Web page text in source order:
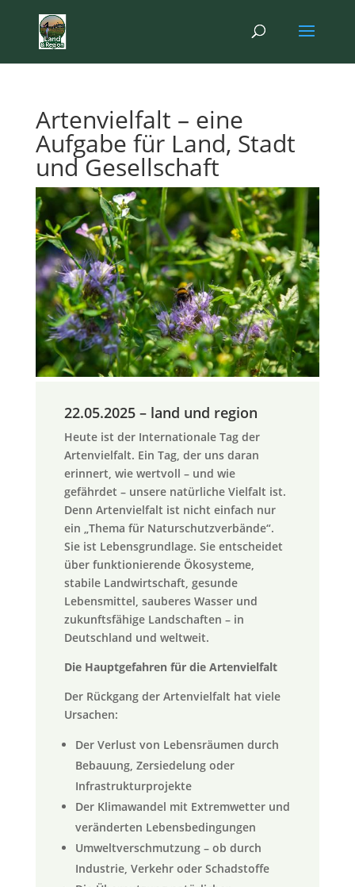
Artenvielfalt – eine
Aufgabe für Land, Stadt
und Gesellschaft
22.05.2025 – land und region
Heute ist der Internationale Tag der
Artenvielfalt. Ein Tag, der uns daran
erinnert, wie wertvoll – und wie
gefährdet – unsere natürliche Vielfalt ist.
Denn Artenvielfalt ist nicht einfach nur
ein „Thema für Naturschutzverbände“.
Sie ist Lebensgrundlage. Sie entscheidet
über funktionierende Ökosysteme,
stabile Landwirtschaft, gesunde
Lebensmittel, sauberes Wasser und
zukunftsfähige Landschaften – in
Deutschland und weltweit.
Die Hauptgefahren für die Artenvielfalt
Der Rückgang der Artenvielfalt hat viele
Ursachen:
Der Verlust von Lebensräumen durch
Bebauung, Zersiedelung oder
Infrastrukturprojekte
Der Klimawandel mit Extremwetter und
veränderten Lebensbedingungen
Umweltverschmutzung – ob durch
Industrie, Verkehr oder Schadstoffe